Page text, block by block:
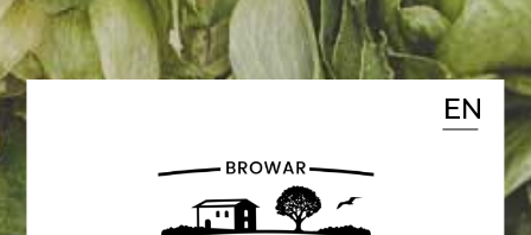
dotację unijną i kredyt
komercyjny. Nasz browar
Inwestycja wystartuje już w tym
EN